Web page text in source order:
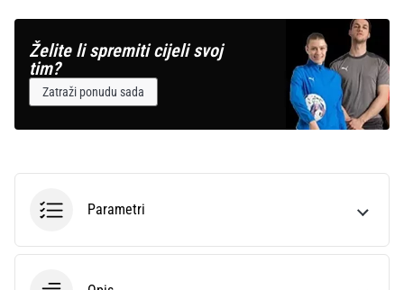
Želite li spremiti cijeli svoj
tim?
Zatraži ponudu sada
Parametri